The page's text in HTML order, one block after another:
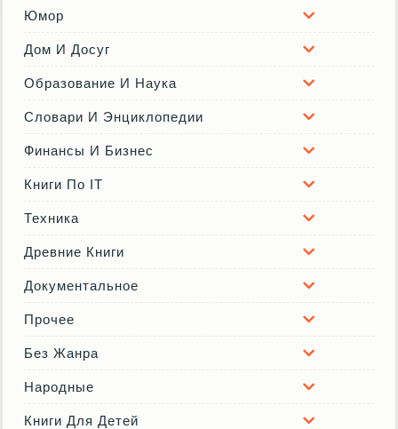
Юмор
Дом И Досуг
Образование И Наука
Словари И Энциклопедии
Финансы И Бизнес
Книги По IT
Техника
Древние Книги
Документальное
Прочее
Без Жанра
Народные
Книги Для Детей